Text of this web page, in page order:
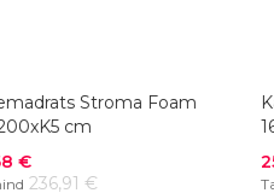
Stroma Foam
cm
€
236,91 €